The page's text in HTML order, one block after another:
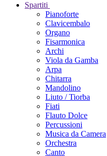
Spartiti
Pianoforte
Clavicembalo
Organo
Fisarmonica
Archi
Viola da Gamba
Arpa
Chitarra
Mandolino
Liuto / Tiorba
Fiati
Flauto Dolce
Percussioni
Musica da Camera
Orchestra
Canto